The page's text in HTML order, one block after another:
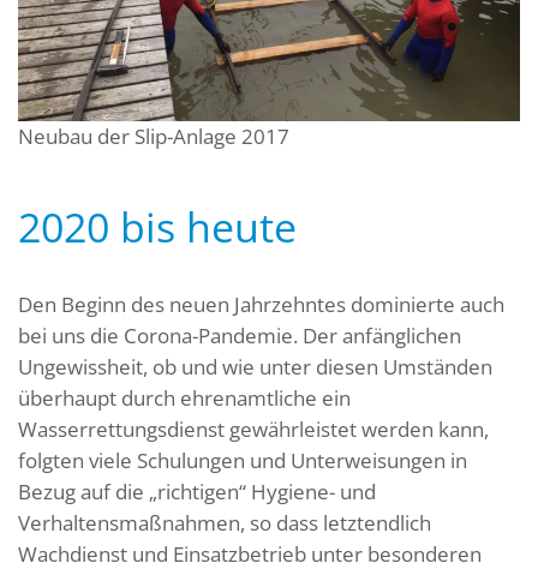
Neubau der Slip-Anlage 2017
2020 bis heute
Den Beginn des neuen Jahrzehntes dominierte auch
bei uns die Corona-Pandemie. Der anfänglichen
Ungewissheit, ob und wie unter diesen Umständen
überhaupt durch ehrenamtliche ein
Wasserrettungsdienst gewährleistet werden kann,
folgten viele Schulungen und Unterweisungen in
Bezug auf die „richtigen“ Hygiene- und
Verhaltensmaßnahmen, so dass letztendlich
Wachdienst und Einsatzbetrieb unter besonderen